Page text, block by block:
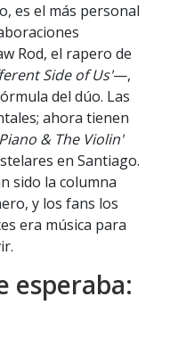
es el más personal
Rod, el rapero de
Side of Us'—,
del dúo. Las
ahora tienen
& The Violin'
en Santiago.
sido la columna
y los fans los
era música para
esperaba: